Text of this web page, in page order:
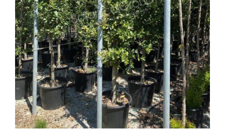
Treesafe
VORSTBESCHERMINGVOORBOMEN.NL
WINTERSCHUTZFUERBAEUME.DE
FROSTPROTECTIONFORTREES.CO.UK
Terracotta
TERRACOTTA.NL
TERRACOTTA.BE
TERRAKOTTA.DE